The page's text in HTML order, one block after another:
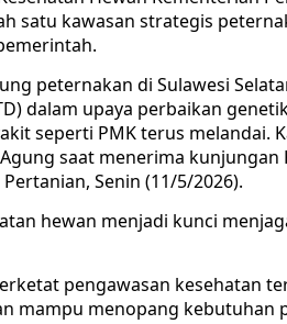
satu kawasan strategis
peternakan di Sulawesi
dalam upaya perbaikan
seperti PMK terus melandai.
saat menerima kunjungan
Senin (11/5/2026).
hewan menjadi kunci
pengawasan kesehatan
mampu menopang kebutuhan